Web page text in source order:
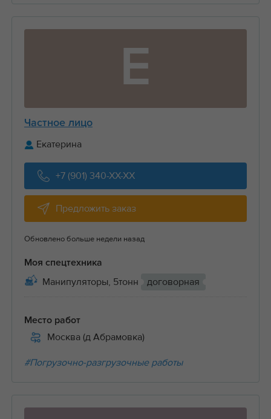
Е
Частное лицо
Екатерина
+7 (901) 340-XX-XX
Предложить заказ
Обновлено больше недели назад
Моя спецтехника
Манипуляторы, 5тонн договорная
Место работ
Москва (д Абрамовка)
#Погрузочно-разгрузочные работы